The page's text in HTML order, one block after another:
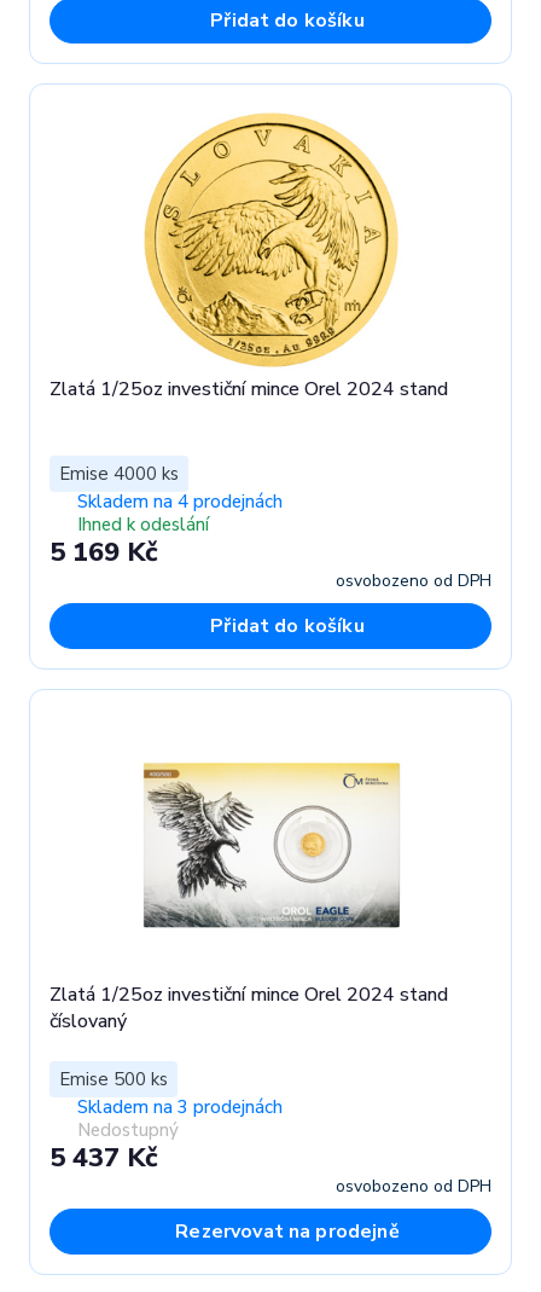
Přidat do košíku
Zlatá 1/25oz investiční mince Orel 2024 stand
Emise 4000 ks
Skladem na 4 prodejnách
Ihned k odeslání
5 169 Kč
osvobozeno od DPH
Přidat do košíku
Zlatá 1/25oz investiční mince Orel 2024 stand
číslovaný
Emise 500 ks
Skladem na 3 prodejnách
Nedostupný
5 437 Kč
osvobozeno od DPH
Rezervovat na prodejně